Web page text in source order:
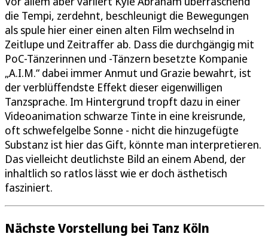
die Tempi, zerdehnt, beschleunigt die Bewegungen
als spule hier einer einen alten Film wechselnd in
Zeitlupe und Zeitraffer ab. Dass die durchgängig mit
PoC-Tänzerinnen und -Tänzern besetzte Kompanie
„A.I.M.“ dabei immer Anmut und Grazie bewahrt, ist
der verblüffendste Effekt dieser eigenwilligen
Tanzsprache. Im Hintergrund tropft dazu in einer
Videoanimation schwarze Tinte in eine kreisrunde,
oft schwefelgelbe Sonne - nicht die hinzugefügte
Substanz ist hier das Gift, könnte man interpretieren.
Das vielleicht deutlichste Bild an einem Abend, der
inhaltlich so ratlos lässt wie er doch ästhetisch
fasziniert.
Nächste Vorstellung bei Tanz Köln